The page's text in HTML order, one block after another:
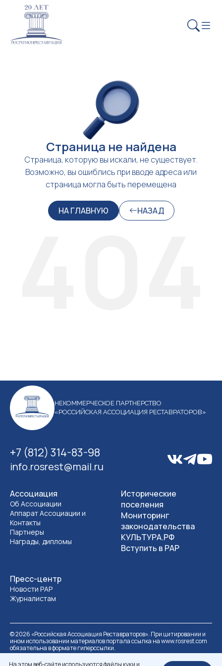
Страница не найдена
Страница, которую вы искали, не существует.
Возможно, вы ошиблись при вводе адреса или
страница могла быть перемещена
НА ГЛАВНУЮ НАЗАД
На этом веб-сайте используются файлы куки и
НЕКОММЕРЧЕСКОЕ ПАРТНЕРСТВО
«РОССИЙСКАЯ АССОЦИАЦИЯ РЕСТАВРАТОРОВ»
+7 (812) 314-83-98
info.rosrest@mail.ru
Ассоциация
Об Ассоциации
Аппарат Ассоциации и
Контакты
Партнеры
Награды, дипломы
Пресс-центр
Новости РАР
Журналистам
Исторические
поселения
Мониторинг
законодательства
КУЛЬТУРА.РФ
Вступить в РАР
©2026 «Российская Ассоциация Реставраторов». При цитировании и
ином использовании материалов портала ссылка на www.rosrest.com
обязательна в формате гиперссылки.
Политика обработки персональных данных
Разработка сайта